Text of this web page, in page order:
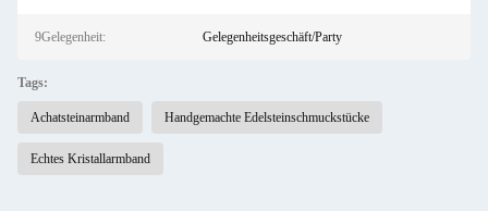
9Gelegenheit: Gelegenheitsgeschäft/Party
Tags:
Achatsteinarmband Handgemachte Edelsteinschmuckstücke
Echtes Kristallarmband